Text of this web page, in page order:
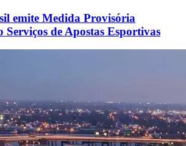
emite Medida Provisória
Serviços de Apostas Esportivas